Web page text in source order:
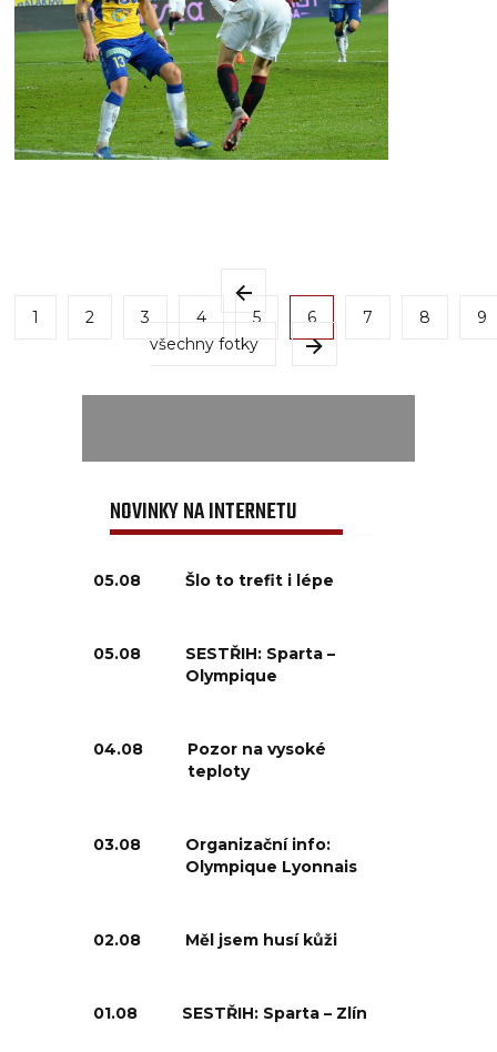
1 2 3 4 5 6 7 8
9
všechny fotky
NOVINKY NA INTERNETU
05.08 Šlo to trefit i lépe
05.08
SESTŘIH: Sparta –
Olympique
04.08
Pozor na vysoké
teploty
03.08
Organizační info:
Olympique Lyonnais
02.08 Měl jsem husí kůži
01.08 SESTŘIH: Sparta – Zlín